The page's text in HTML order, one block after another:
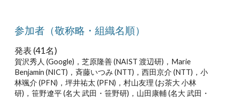
参加者（敬称略・組織名順）
発表 (41名)
賀沢秀人 (Google)，芝原隆善 (NAIST 渡辺研)，Marie
Benjamin (NICT)，斉藤いつみ (NTT)，西田京介 (NTT)，小
林颯介 (PFN)，坪井祐太 (PFN)，村山友理 (お茶大 小林
研)，笹野遼平 (名大 武田・笹野研)，山田康輔 (名大 武田・